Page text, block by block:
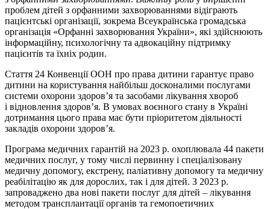
проблем дітей з орфанними захворюваннями відіграють
пацієнтські організації, зокрема Всеукраїнська громадська
організація «Орфанні захворювання України», які здійснюють
інформаційну, психологічну та адвокаційну підтримку
пацієнтів та їхніх родин.
Стаття 24 Конвенції ООН про права дитини гарантує право
дитини на користування найбільш досконалими послугами
системи охорони здоров’я та засобами лікування хвороб
і відновлення здоров’я. В умовах воєнного стану в Україні
дотримання цього права має бути пріоритетом діяльності
закладів охорони здоров’я.
Програма медичних гарантій на 2023 р. охоплювала 44 пакети
медичних послуг, у тому числі первинну і спеціалізовану
медичну допомогу, екстрену, паліативну допомогу та медичну
реабілітацію як для дорослих, так і для дітей. З 2023 р.
запрова­джено два нові пакети послуг для дітей – лікування
методом трансплантації органів та гемопоетичних